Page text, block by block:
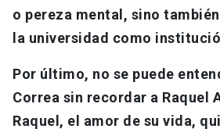
o pereza mental, sino
la universidad como
Por último, no se puede
Correa sin recordar a Raquel
Raquel, el amor de su vida,